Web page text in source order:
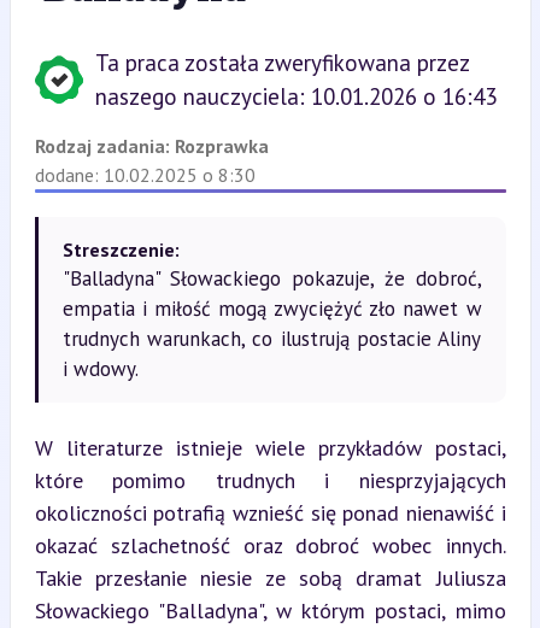
Ta praca została zweryfikowana przez
naszego nauczyciela: 10.01.2026 o 16:43
Rodzaj zadania: Rozprawka
dodane: 10.02.2025 o 8:30
Streszczenie:
"Balladyna" Słowackiego pokazuje, że dobroć,
empatia i miłość mogą zwyciężyć zło nawet w
trudnych warunkach, co ilustrują postacie Aliny
i wdowy.
W literaturze istnieje wiele przykładów postaci,
które pomimo trudnych i niesprzyjających
okoliczności potrafią wznieść się ponad nienawiść i
okazać szlachetność oraz dobroć wobec innych.
Takie przesłanie niesie ze sobą dramat Juliusza
Słowackiego "Balladyna", w którym postaci, mimo